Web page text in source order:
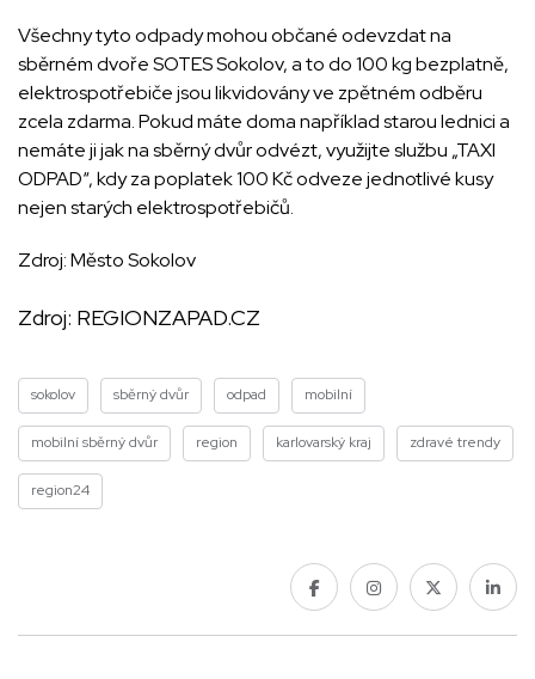
Všechny tyto odpady mohou občané odevzdat na
sběrném dvoře SOTES Sokolov, a to do 100 kg bezplatně,
elektrospotřebiče jsou likvidovány ve zpětném odběru
zcela zdarma. Pokud máte doma například starou lednici a
nemáte ji jak na sběrný dvůr odvézt, využijte službu „TAXI
ODPAD“, kdy za poplatek 100 Kč odveze jednotlivé kusy
nejen starých elektrospotřebičů.
Zdroj: Město Sokolov
Zdroj: REGIONZAPAD.CZ
sokolov sběrný dvůr odpad mobilní
mobilní sběrný dvůr region karlovarský kraj zdravé trendy
region24